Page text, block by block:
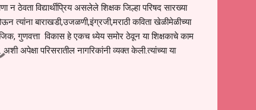
ठेवता विद्यार्थीप्रिय असलेले शिक्षक जिल्हा परिषद सारख्या
त्यांना बाराखडी,उजळणी,इंग्रजी,मराठी कविता खेळीमेळीच्या
गुणवत्ता विकास हे एकच ध्येय समोर ठेवून या शिक्षकाचे काम
अपेक्षा परिसरातील नागरिकांनी व्यक्त केली.त्यांच्या या